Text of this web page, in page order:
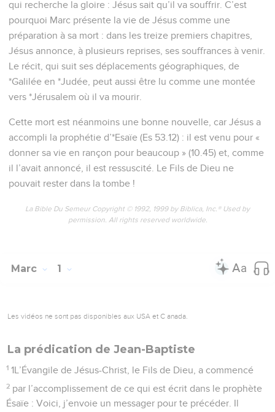
qui recherche la gloire : Jésus sait qu’il va souffrir. C’est
pourquoi Marc présente la vie de Jésus comme une
préparation à sa mort : dans les treize premiers chapitres,
Jésus annonce, à plusieurs reprises, ses souffrances à venir.
Le récit, qui suit ses déplacements géographiques, de
*Galilée en *Judée, peut aussi être lu comme une montée
vers *Jérusalem où il va mourir.
Cette mort est néanmoins une bonne nouvelle, car Jésus a
accompli la prophétie d’*Esaïe (Es 53.12) : il est venu pour «
donner sa vie en rançon pour beaucoup » (10.45) et, comme
il l’avait annoncé, il est ressuscité. Le Fils de Dieu ne
pouvait rester dans la tombe !
La Bible Du Semeur Copyright © 1992, 1999 by Biblica, Inc.® Used by
permission. All rights reserved worldwide.
Marc 1
Les vidéos ne sont pas disponibles aux USA et C anada.
La prédication de Jean-Baptiste
1 1L’Évangile de Jésus-Christ, le Fils de Dieu, a commencé
2 par l’accomplissement de ce qui est écrit dans le prophète
Ésaïe : Voici, j’envoie un messager pour te précéder. Il